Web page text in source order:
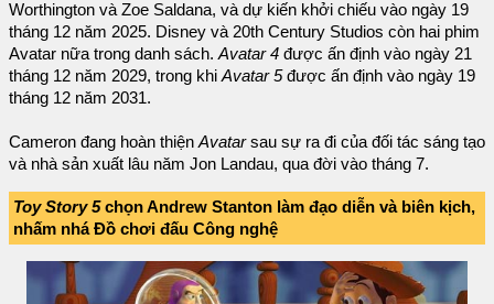
Worthington và Zoe Saldana, và dự kiến ​​khởi chiếu vào ngày 19
tháng 12 năm 2025. Disney và 20th Century Studios còn hai phim
Avatar nữa trong danh sách.Avatar 4 được ấn định vào ngày 21
tháng 12 năm 2029, trong khiAvatar 5được ấn định vào ngày 19
tháng 12 năm 2031.
Cameron đang hoàn thiệnAvatarsau sự ra đi của đối tác sáng tạo
và nhà sản xuất lâu năm Jon Landau, qua đời vào tháng 7.
Toy Story 5chọn Andrew Stanton làm đạo diễn và biên kịch,
nhấm nhá Đồ chơi đấu Công nghệ